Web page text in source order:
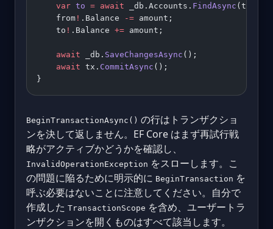
    var
to = await _db.Accounts. FindAsync (toId);
    from
! .Balance -= amount;
    to
! .Balance += amount;
    await
_db. SaveChangesAsync ();
    await
tx. CommitAsync ();
}
BeginTransactionAsync() の行はトランザクショ
ンを決して返しません。EF Core はまず再試行戦
略がアクティブかどうかを確認し、
InvalidOperationException をスローします。こ
の問題に陥るために明示的に BeginTransaction を
呼ぶ必要はないことに注意してください。自分で
作成した TransactionScope を含め、ユーザートラ
ンザクションを開くものはすべて該当します。